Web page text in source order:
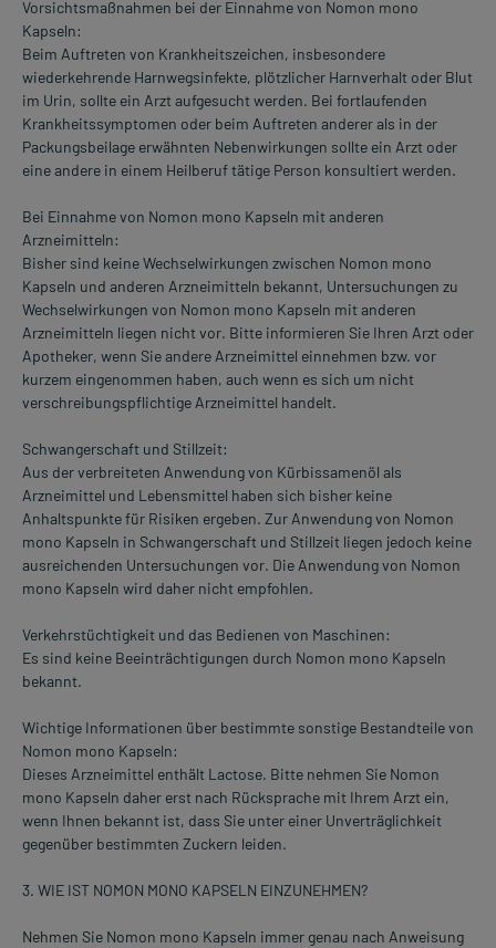
Vorsichtsmaßnahmen bei der Einnahme von Nomon mono
Kapseln:
Beim Auftreten von Krankheitszeichen, insbesondere
wiederkehrende Harnwegsinfekte, plötzlicher Harnverhalt oder Blut
im Urin, sollte ein Arzt aufgesucht werden. Bei fortlaufenden
Krankheitssymptomen oder beim Auftreten anderer als in der
Packungsbeilage erwähnten Nebenwirkungen sollte ein Arzt oder
eine andere in einem Heilberuf tätige Person konsultiert werden.
Bei Einnahme von Nomon mono Kapseln mit anderen
Arzneimitteln:
Bisher sind keine Wechselwirkungen zwischen Nomon mono
Kapseln und anderen Arzneimitteln bekannt, Untersuchungen zu
Wechselwirkungen von Nomon mono Kapseln mit anderen
Arzneimitteln liegen nicht vor. Bitte informieren Sie Ihren Arzt oder
Apotheker, wenn Sie andere Arzneimittel einnehmen bzw. vor
kurzem eingenommen haben, auch wenn es sich um nicht
verschreibungspflichtige Arzneimittel handelt.
Schwangerschaft und Stillzeit:
Aus der verbreiteten Anwendung von Kürbissamenöl als
Arzneimittel und Lebensmittel haben sich bisher keine
Anhaltspunkte für Risiken ergeben. Zur Anwendung von Nomon
mono Kapseln in Schwangerschaft und Stillzeit liegen jedoch keine
ausreichenden Untersuchungen vor. Die Anwendung von Nomon
mono Kapseln wird daher nicht empfohlen.
Verkehrstüchtigkeit und das Bedienen von Maschinen:
Es sind keine Beeinträchtigungen durch Nomon mono Kapseln
bekannt.
Wichtige Informationen über bestimmte sonstige Bestandteile von
Nomon mono Kapseln:
Dieses Arzneimittel enthält Lactose. Bitte nehmen Sie Nomon
mono Kapseln daher erst nach Rücksprache mit Ihrem Arzt ein,
wenn Ihnen bekannt ist, dass Sie unter einer Unverträglichkeit
gegenüber bestimmten Zuckern leiden.
3. WIE IST NOMON MONO KAPSELN EINZUNEHMEN?
Nehmen Sie Nomon mono Kapseln immer genau nach Anweisung